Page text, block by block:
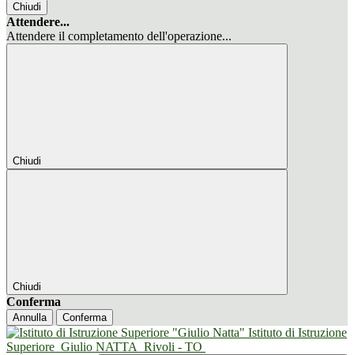
Chiudi
Attendere...
Attendere il completamento dell'operazione...
Chiudi
Chiudi
Conferma
Annulla Conferma
Istituto di Istruzione
Superiore Giulio NATTA Rivoli - TO